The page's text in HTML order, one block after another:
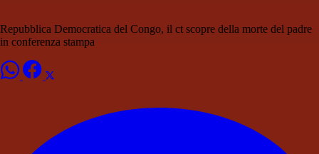
Repubblica Democratica del Congo, il ct scopre della morte del padre
in conferenza stampa